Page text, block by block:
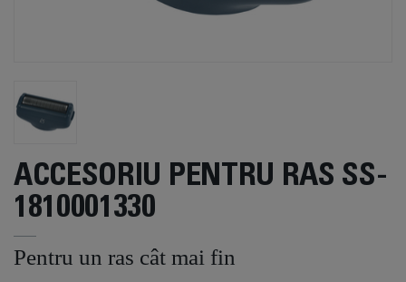
ACCESORIU PENTRU RAS SS-
1810001330
Pentru un ras cât mai fin